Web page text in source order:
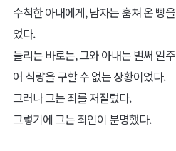
수척한 아내에게, 남자는 훔쳐 온 빵
었다.
들리는 바로는, 그와 아내는 벌써 일
어 식량을 구할 수 없는 상황이었다.
그러나 그는 죄를 저질렀다.
그렇기에 그는 죄인이 분명했다.